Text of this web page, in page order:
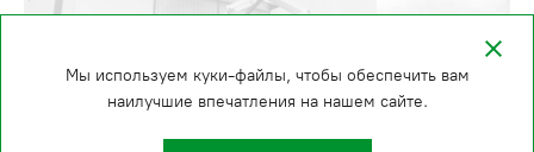
Мы используем куки-файлы, чтобы обеспечить вам
наилучшие впечатления на нашем сайте.